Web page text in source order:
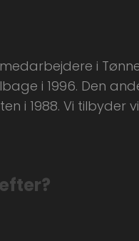
i
i 1996. Den
i 1988.​ Vi tilbyder